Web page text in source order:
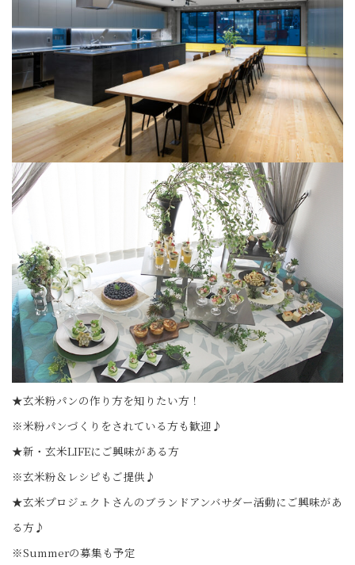
★玄米粉パンの作り方を知りたい方！
※米粉パンづくりをされている方も歓迎♪
★新・玄米LIFEにご興味がある方
※玄米粉＆レシピもご提供♪
★玄米プロジェクトさんのブランドアンバサダー活動にご興味があ
る方♪
※Summerの募集も予定